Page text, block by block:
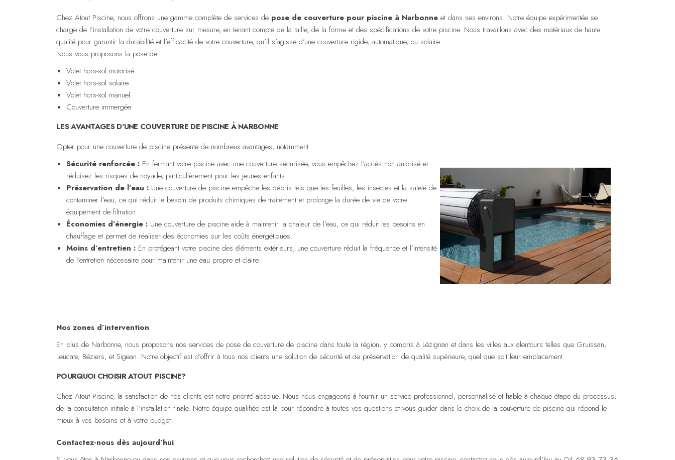
Chez Atout Piscine, nous offrons une gamme complète de services de pose de couverture pour piscine à Narbonne et dans ses environs. Notre équipe expérimentée se
charge de l’installation de votre couverture sur mesure, en tenant compte de la taille, de la forme et des spécifications de votre piscine. Nous travaillons avec des matériaux de haute
qualité pour garantir la durabilité et l’efficacité de votre couverture, qu’il s’agisse d’une couverture rigide, automatique, ou solaire.
Nous vous proposons la pose de :
Volet hors-sol motorisé
Volet hors-sol solaire
Volet hors-sol manuel
Couverture immergée
LES AVANTAGES D'UNE COUVERTURE DE PISCINE À NARBONNE
Opter pour une couverture de piscine présente de nombreux avantages, notamment :
Sécurité renforcée : En fermant votre piscine avec une couverture sécurisée, vous empêchez l’accès non autorisé et
réduisez les risques de noyade, particulièrement pour les jeunes enfants.
Préservation de l’eau : Une couverture de piscine empêche les débris tels que les feuilles, les insectes et la saleté de
contaminer l’eau, ce qui réduit le besoin de produits chimiques de traitement et prolonge la durée de vie de votre
équipement de filtration.
Économies d’énergie : Une couverture de piscine aide à maintenir la chaleur de l’eau, ce qui réduit les besoins en
chauffage et permet de réaliser des économies sur les coûts énergétiques.
Moins d’entretien : En protégeant votre piscine des éléments extérieurs, une couverture réduit la fréquence et l’intensité
de l’entretien nécessaire pour maintenir une eau propre et claire.
Nos zones d’intervention
En plus de Narbonne, nous proposons nos services de pose de couverture de piscine dans toute la région, y compris à Lézignan et dans les villes aux alentours telles que Gruissan,
Leucate, Béziers, et Sigean. Notre objectif est d’offrir à tous nos clients une solution de sécurité et de préservation de qualité supérieure, quel que soit leur emplacement.
POURQUOI CHOISIR ATOUT PISCINE?
Chez Atout Piscine, la satisfaction de nos clients est notre priorité absolue. Nous nous engageons à fournir un service professionnel, personnalisé et fiable à chaque étape du processus,
de la consultation initiale à l’installation finale. Notre équipe qualifiée est là pour répondre à toutes vos questions et vous guider dans le choix de la couverture de piscine qui répond le
mieux à vos besoins et à votre budget.
Contactez-nous dès aujourd’hui